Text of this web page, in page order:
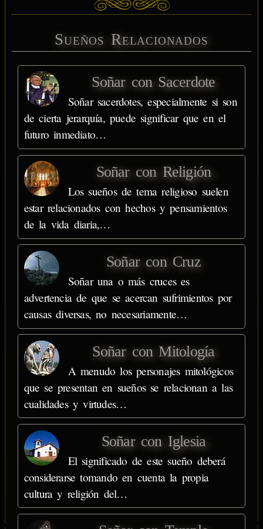
Sueños Relacionados
Soñar con Sacerdote
Soñar sacerdotes, especialmente si son
de cierta jerarquía, puede significar que en el
futuro inmediato…
Soñar con Religión
Los sueños de tema religioso suelen
estar relacionados con hechos y pensamientos
de la vida diaria,…
Soñar con Cruz
Soñar una o más cruces es
advertencia de que se acercan sufrimientos por
causas diversas, no necesariamente…
Soñar con Mitología
A menudo los personajes mitológicos
que se presentan en sueños se relacionan a las
cualidades y virtudes…
Soñar con Iglesia
El significado de este sueño deberá
considerarse tomando en cuenta la propia
cultura y religión del…